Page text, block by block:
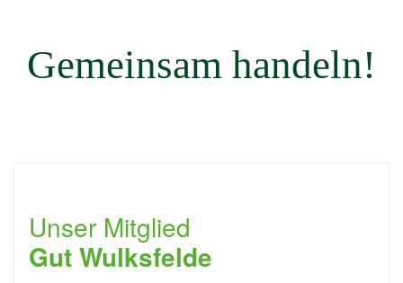
Gemeinsam handeln!
Unser Mitglied
Gut Wulksfelde